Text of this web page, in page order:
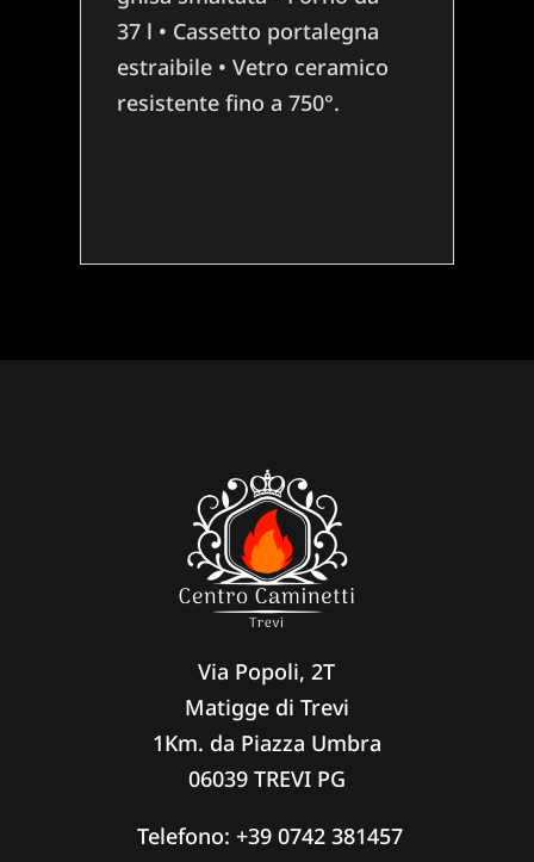
37 l • Cassetto portalegna
estraibile • Vetro ceramico
resistente fino a 750°.
Via Popoli, 2T
Matigge di Trevi
1Km. da Piazza Umbra
06039 TREVI PG
Telefono: +39 0742 381457